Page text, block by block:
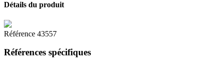
Détails du produit
Référence 43557
Références spécifiques